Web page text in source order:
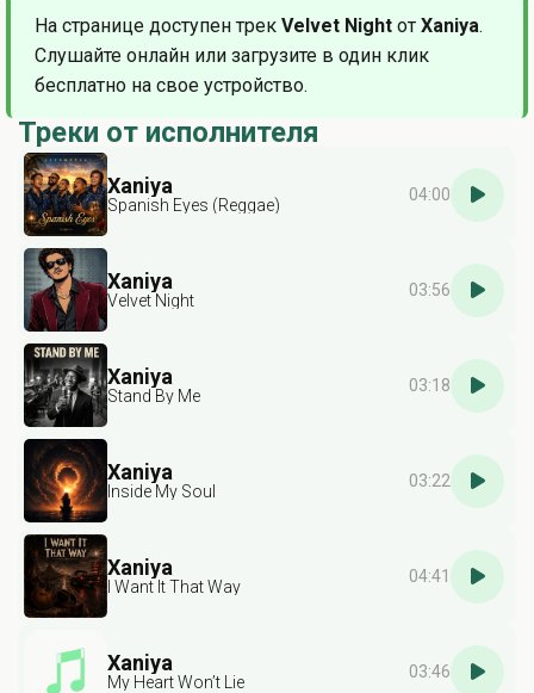
На странице доступен трек Velvet Night от Xaniya.
Слушайте онлайн или загрузите в один клик
бесплатно на свое устройство.
Треки от исполнителя
Xaniya
Spanish Eyes (Reggae)
04:00
Xaniya
Velvet Night
03:56
Xaniya
Stand By Me
03:18
Xaniya
Inside My Soul
03:22
Xaniya
I Want It That Way
04:41
Xaniya
My Heart Won’t Lie
03:46